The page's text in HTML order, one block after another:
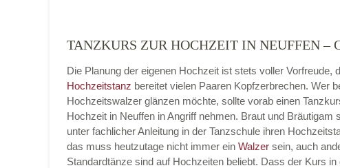
Telefonnummer
E-Mail-Adresse
TANZKURS ZUR HOCHZEIT IN NEUFFEN –
Die Planung der eigenen Hochzeit ist stets voller Vorfreude,
Hochzeitstanz bereitet vielen Paaren Kopfzerbrechen. Wer
Hochzeitswalzer glänzen möchte, sollte vorab einen
Hochzeit in Neuffen in Angriff nehmen. Braut und Bräutigam
unter fachlicher Anleitung in der Tanzschule ihren
das muss heutzutage nicht immer ein Walzer sein, auch
Standardtänze sind auf Hochzeiten beliebt. Dass der Kurs in